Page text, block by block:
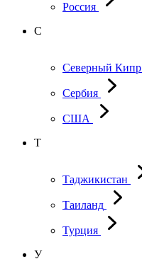
Россия
С
Северный Кипр
Сербия
США
Т
Таджикистан
Таиланд
Турция
У